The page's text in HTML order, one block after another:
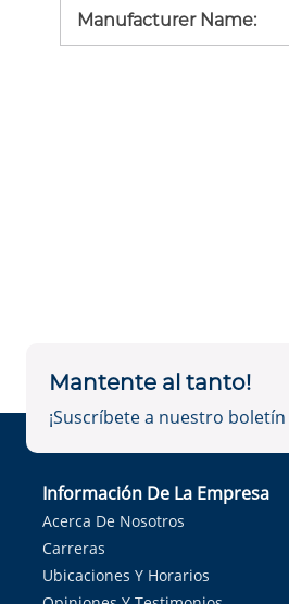
Manufacturer Name:
Mantente al tanto!
¡Suscríbete a nuestro
Información De La Empresa
Acerca De Nosotros
Carreras
Ubicaciones Y Horarios